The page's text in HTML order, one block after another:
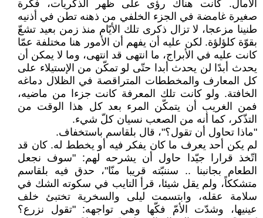
الآمال. كانت هناك رؤى على ظهر الذكريات، فكرة
صغيرة غامضة في الجزء الخلفي من ذهنه تطن في أذنيه
طنينا مزعجا، لا تزال ذكرى تلك الأيّام منذ زمن بعيد تشعّ
بقوّة كلؤلؤة. لكن عليه أن يفهم أن الأمور هنا مختلفة عمّا
كانت عليه في الأبراج، ما انتهى قد انتهى، وما لا يمكن أن
يحدث أبدًا لن يحدث أبدا حتّى لو تمكّن من الإستيلاء على
كل المعارف والمخططات المتراقصة في الظلال دماغه
الخافتة. ولو كانت تلك المعرفة كانت جزءا من ماضيه،
فمن الغريب أن يتمكّن المرء بعد كل هذا الوقت من
التذّكر، كما أنه من الصعب نسيان كلّ شيء.
"ماذا تحاول أن تقول؟"، قال بلقاسم باستخفاف.
لم يكن أحد يعرف ما كان يفكر فيه أو يخطط له. كان قد
اتّخذ قرارا جيّدا حاول أن يشرحه لهم: "سوف نجعل
الطعام بجانبنا .. سننبّته قريبا منّا"، حدق فيه بلقاسم
متشككاً، ولم يقل شيئا، قرأ التايب في سكوته الشك في
سلامة عقله، وابتسمت ليلى والسخرية تختبئ خلف
عينيها، وشدّت الأمّ فكّها وهي تواجهه: "تقول نزرع؟